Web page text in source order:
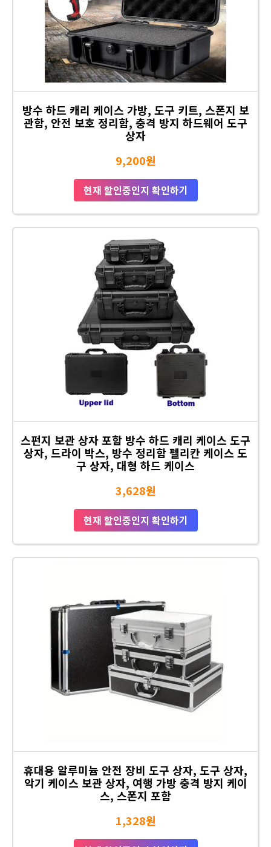
방수 하드 캐리 케이스 가방, 도구 키트, 스폰지 보
관함, 안전 보호 정리함, 충격 방지 하드웨어 도구
상자
9,200원
현재 할인중인지 확인하기
스펀지 보관 상자 포함 방수 하드 캐리 케이스 도구
상자, 드라이 박스, 방수 정리함 펠리칸 케이스 도
구 상자, 대형 하드 케이스
3,628원
현재 할인중인지 확인하기
휴대용 알루미늄 안전 장비 도구 상자, 도구 상자,
악기 케이스 보관 상자, 여행 가방 충격 방지 케이
스, 스폰지 포함
1,328원